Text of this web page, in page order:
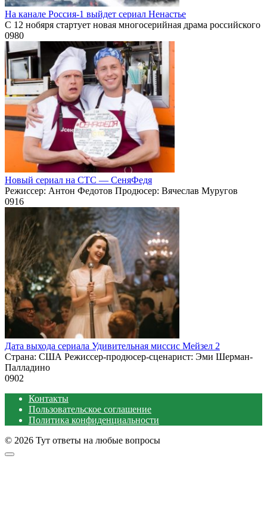
На канале Россия-1 выйдет сериал Ненастье
С 12 нобяря стартует новая многосерийная драма российского
0980
Новый сериал на СТС — СеняФедя
Режиссер: Антон Федотов Продюсер: Вячеслав Муругов
0916
Дата выхода сериала Удивительная миссис Мейзел 2
Страна: США Режиссер-продюсер-сценарист: Эми Шерман-
Палладино
0902
Контакты
Пользовательское соглашение
Политика конфиденциальности
© 2026 Тут ответы на любые вопросы